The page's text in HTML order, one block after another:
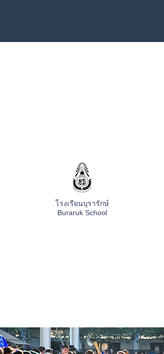
โรงเรียนบุรารักษ์
Buraruk School